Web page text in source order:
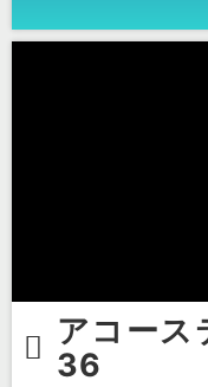
アコース
36